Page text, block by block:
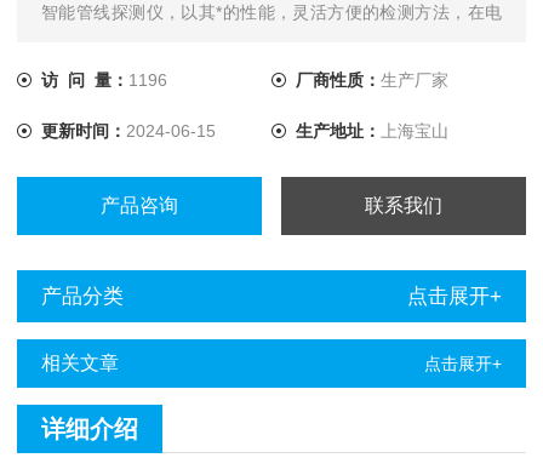
智能管线探测仪，以其*的性能，灵活方便的检测方法，在电
领域拥有广大的用户，为我国的相关行业的管线管理水平的提
测量测量，操作简便。性
访 问 量： 1196 厂商性质： 生产厂家
更新时间： 2024-06-15 生产地址： 上海宝山
产品咨询 联系我们
产品分类 点击展开+
相关文章 点击展开+
详细介绍